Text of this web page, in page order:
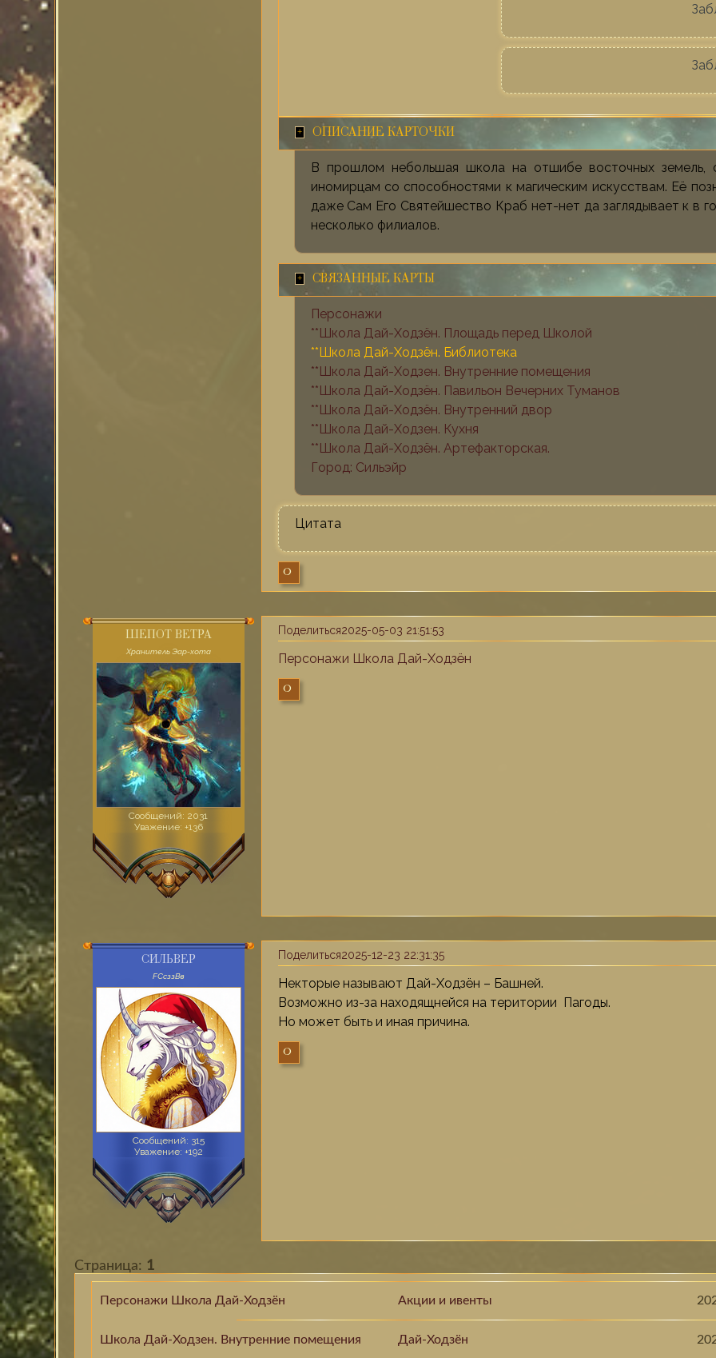
ОПИСАНИЕ КАРТОЧКИ
В прошлом небольшая школа на отшибе восточных земель,
иномирцам со способностями к магическим искусствам. Её
даже Сам Его Святейшество Краб нет-нет да заглядывает к в
несколько филиалов.
СВЯЗАННЫЕ КАРТЫ
Персонажи
**Школа Дай-Ходзён. Площадь перед Школой
**Школа Дай-Ходзён. Библиотека
**Школа Дай-Ходзен. Внутренние помещения
**Школа Дай-Ходзён. Павильон Вечерних Туманов
**Школа Дай-Ходзён. Внутренний двор
**Школа Дай-Ходзен. Кухня
**Школа Дай-Ходзён. Артефакторская.
Город: Сильэйр
Цитата
0
Поделиться2025-05-03 21:51:53
ШЕПОТ ВЕТРА
Хранитель Эар-хота
Сообщений: 2031
Уважение: +136
Персонажи Школа Дай-Ходзён
0
Поделиться2025-12-23 22:31:35
СИЛЬВЕР
FСсззВв
Сообщений: 315
Уважение: +192
Некторые называют Дай-Ходзён – Башней.
Возможно из-за находящнейся на територии Пагоды.
Но может быть и иная причина.
0
Страница: 1
Персонажи Школа Дай-Ходзён Акции и ивенты
Школа Дай-Ходзен. Внутренние помещения Дай-Ходзён